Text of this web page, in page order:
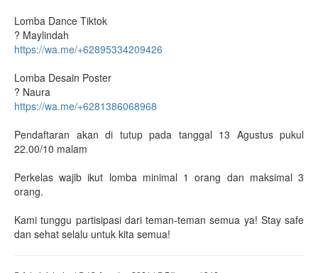
Lomba Dance Tiktok
? Maylindah
https://wa.me/+62895334209426
Lomba Desain Poster
? Naura
https://wa.me/+6281386068968
Pendaftaran akan di tutup pada tanggal 13 Agustus pukul
22.00/10 malam
Perkelas wajib ikut lomba minimal 1 orang dan maksimal 3
orang.
Kami tunggu partisipasi dari teman-teman semua ya! Stay safe
dan sehat selalu untuk kita semua!